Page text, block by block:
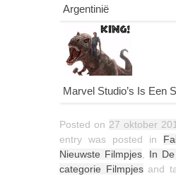
Argentinië
Marvel Studio’s Is Een
Posted on 27 oktober
entry was posted in
Nieuwste Filmpjes
In
categorie Filmpjesand